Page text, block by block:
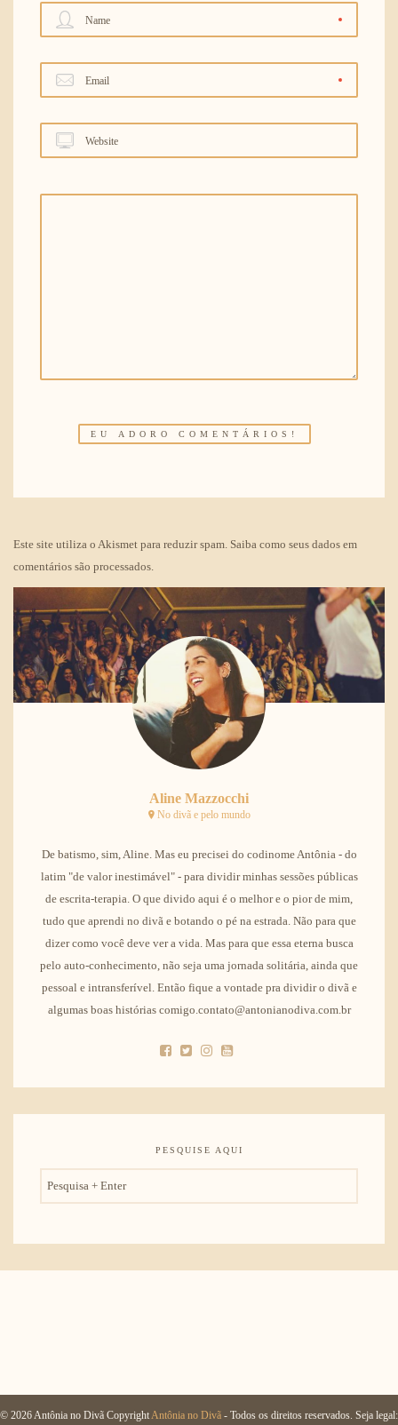
Name
Email
Website
Este site utiliza o Akismet para reduzir spam. Saiba como seus dados em
comentários são processados.
Aline Mazzocchi
No divã e pelo mundo
De batismo, sim, Aline. Mas eu precisei do codinome Antônia - do
latim "de valor inestimável" - para dividir minhas sessões públicas
de escrita-terapia. O que divido aqui é o melhor e o pior de mim,
tudo que aprendi no divã e botando o pé na estrada. Não para que
dizer como você deve ver a vida. Mas para que essa eterna busca
pelo auto-conhecimento, não seja uma jornada solitária, ainda que
pessoal e intransferível. Então fique a vontade pra dividir o divã e
algumas boas histórias comigo.contato@antonianodiva.com.br
PESQUISE AQUI
© 2026 Antônia no Divã CopyrightAntônia no Divã - Todos os direitos reservados. Seja legal: